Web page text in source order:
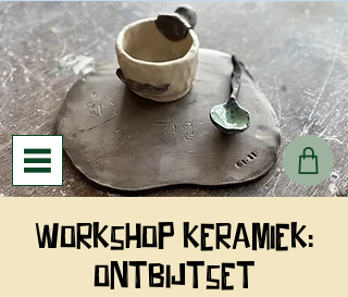
Workshop keramiek:
ontbijtset